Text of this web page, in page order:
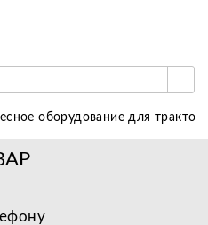
оборудование для